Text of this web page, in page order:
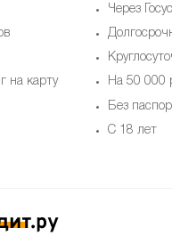
на карту
Через
На 50 000
Без
С 18 лет